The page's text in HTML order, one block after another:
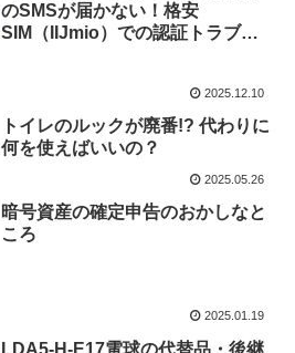
のSMSが届かない！格安
SIM（IIJmio）での認証トラブル
2025.12.10
トイレのルックが廃番!? 代わりに
何を使えばいいの？
2025.05.26
暗号資産の確定申告のおかしなと
ころ
2025.01.19
LDA5-H-E17電球の代替品・後継